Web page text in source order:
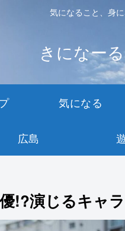
気になること、身
きになー
気になる
広島
!?演じるキャ